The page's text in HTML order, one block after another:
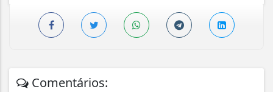
Comentários: